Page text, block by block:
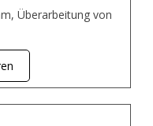
Überarbeitung von